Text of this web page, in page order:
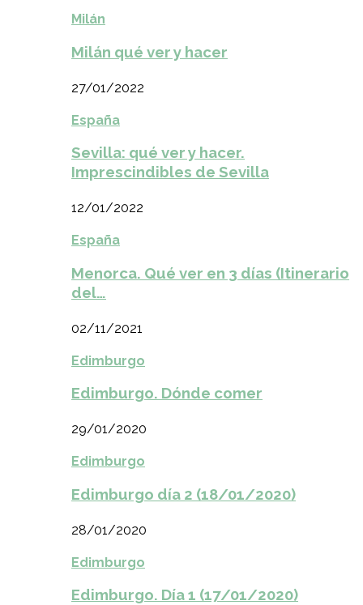
Milán
Milán qué ver y hacer
27/01/2022
España
Sevilla: qué ver y hacer.
Imprescindibles de Sevilla
12/01/2022
España
Menorca. Qué ver en 3 días (Itinerario
del…
02/11/2021
Edimburgo
Edimburgo. Dónde comer
29/01/2020
Edimburgo
Edimburgo día 2 (18/01/2020)
28/01/2020
Edimburgo
Edimburgo. Día 1 (17/01/2020)